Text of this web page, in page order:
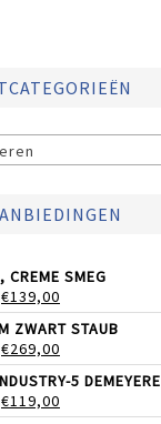
CREME SMEG
OORSPRONKELIJKE
PRIJS
WAS:
€169,00.
€139,00
PRIJS
IS:
€139,00.
ZWART STAUB
OORSPRONKELIJKE
PRIJS
WAS:
€349,00.
€269,00
PRIJS
IS:
€269,00.
5 DEMEYERE
OORSPRONKELIJKE
PRIJS
€119,00
PRIJS